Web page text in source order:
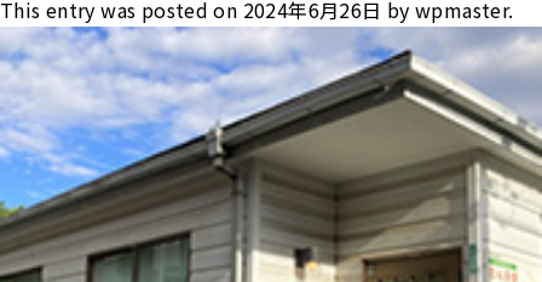
This entry was posted on 2024年6月26日 by wpmaster.